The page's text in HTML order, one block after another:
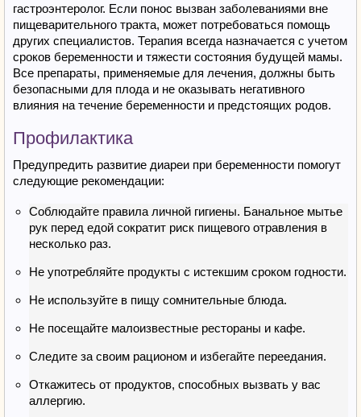
гастроэнтеролог. Если понос вызван заболеваниями вне
пищеварительного тракта, может потребоваться помощь
других специалистов. Терапия всегда назначается с учетом
сроков беременности и тяжести состояния будущей мамы.
Все препараты, применяемые для лечения, должны быть
безопасными для плода и не оказывать негативного
влияния на течение беременности и предстоящих родов.
Профилактика
Предупредить развитие диареи при беременности помогут
следующие рекомендации:
Соблюдайте правила личной гигиены. Банальное мытье
рук перед едой сократит риск пищевого отравления в
несколько раз.
Не употребляйте продукты с истекшим сроком годности.
Не используйте в пищу сомнительные блюда.
Не посещайте малоизвестные рестораны и кафе.
Следите за своим рационом и избегайте переедания.
Откажитесь от продуктов, способных вызвать у вас
аллергию.